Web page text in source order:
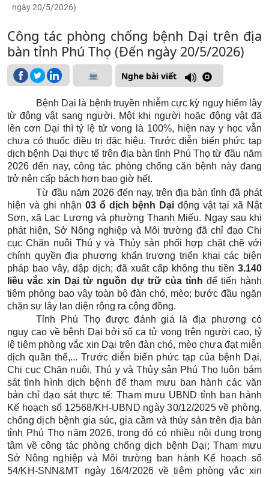
ngày 20/5/2026)
Công tác phòng chống bệnh Dại trên địa
bàn tỉnh Phú Thọ (Đến ngày 20/5/2026)
Nghe bài viết
Bệnh Dại là bệnh truyền nhiễm cực kỳ nguy hiểm lây
từ động vật sang người. Một khi người hoặc động vật đã
lên cơn Dại thì tỷ lệ tử vong là 100%, hiện nay y học vẫn
chưa có thuốc điều trị đặc hiệu. Trước diễn biến phức tạp
dịch bệnh Dại thực tế trên địa bàn tỉnh Phú Thọ từ đầu năm
2026 đến nay, công tác phòng chống căn bệnh này đang
trở nên cấp bách hơn bao giờ hết.
Từ đầu năm 2026 đến nay, trên địa bàn tỉnh đã phát
hiện và ghi nhận 03 ổ dịch bệnh Dại động vật tại xã Nật
Sơn, xã Lạc Lương và phường Thanh Miếu. Ngay sau khi
phát hiện, Sở Nông nghiệp và Môi trường đã chỉ đạo Chi
cục Chăn nuôi Thú y và Thủy sản phối hợp chặt chẽ với
chính quyền địa phương khẩn trương triển khai các biện
pháp bao vây, dập dịch; đã xuất cấp không thu tiền 3.140
liều vắc xin Dại từ nguồn dự trữ của tỉnh để tiến hành
tiêm phòng bao vây toàn bộ đàn chó, mèo; bước đầu ngăn
chặn sự lây lan diện rộng ra cộng đồng.
Tỉnh Phú Thọ được đánh giá là địa phương có
nguy cao về bệnh Dại bởi số ca tử vong trên người cao, tỷ
lệ tiêm phòng vắc xin Dại trên đàn chó, mèo chưa đạt miễn
dịch quần thể,... Trước diễn biến phức tạp của bệnh Dại,
Chi cục Chăn nuôi, Thú y và Thủy sản Phú Thọ luôn bám
sát tình hình dịch bệnh để tham mưu ban hành các văn
bản chỉ đạo sát thực tế: Tham mưu UBND tỉnh ban hành
Kế hoạch số 12568/KH-UBND ngày 30/12/2025 về phòng,
chống dịch bệnh gia súc, gia cầm và thủy sản trên địa bàn
tỉnh Phú Thọ năm 2026, trong đó có nhiều nội dung trọng
tâm về công tác phòng chống dịch bệnh Dại; Tham mưu
Sở Nông nghiệp và Môi trường ban hành Kế hoạch số
54/KH-SNN&MT ngày 16/4/2026 vềtiêm phòng vắc xin